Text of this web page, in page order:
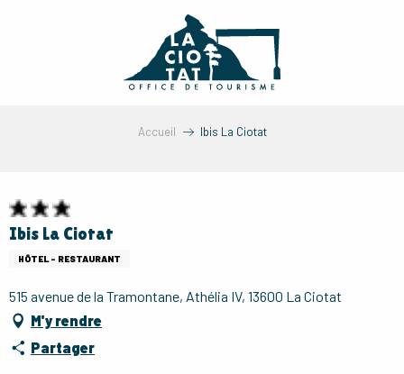
Accueil Ibis La Ciotat
Ibis La Ciotat
HÔTEL - RESTAURANT
515 avenue de la Tramontane, Athélia IV, 13600 La Ciotat
M'y rendre
Partager